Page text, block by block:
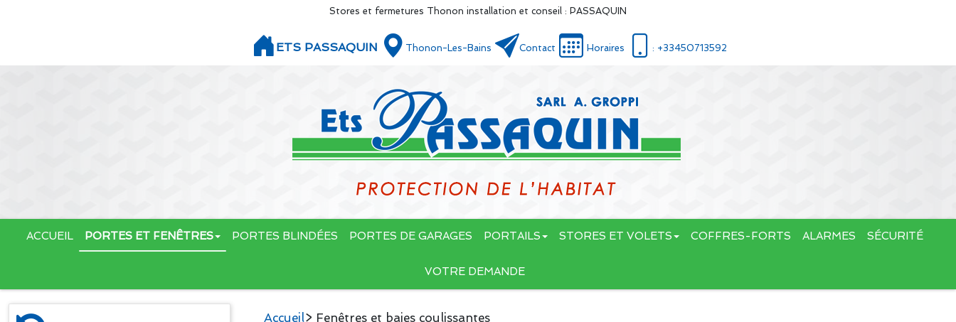
Stores et fermetures Thonon installation et conseil : PASSAQUIN
ETS PASSAQUIN Thonon-Les-Bains Contact Horaires : +33450713592
ACCUEIL PORTES ET FENÊTRES PORTES BLINDÉES PORTES DE GARAGES PORTAILS STORES ET VOLETS COFFRES-FORTS ALARMES SÉCURITÉ
VOTRE DEMANDE
Accueil> Fenêtres et baies coulissantes